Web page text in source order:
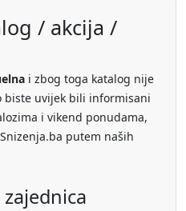
/ akcija /
i zbog toga katalog nije
biste uvijek bili informisani
i vikend ponudama,
putem naših